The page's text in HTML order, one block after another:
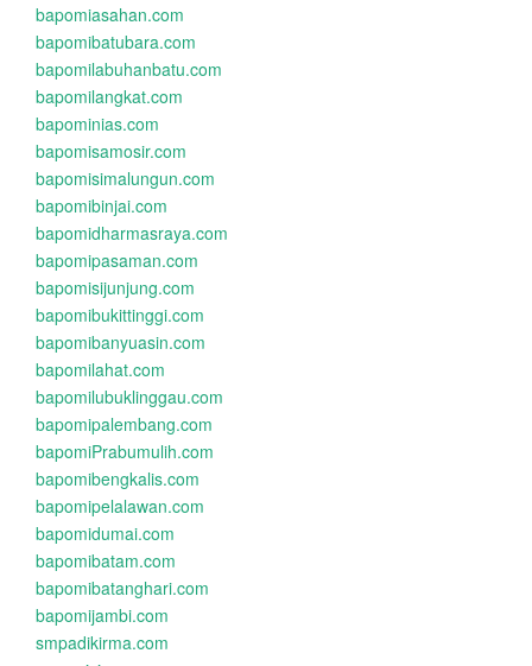
bapomiasahan.com
bapomibatubara.com
bapomilabuhanbatu.com
bapomilangkat.com
bapominias.com
bapomisamosir.com
bapomisimalungun.com
bapomibinjai.com
bapomidharmasraya.com
bapomipasaman.com
bapomisijunjung.com
bapomibukittinggi.com
bapomibanyuasin.com
bapomilahat.com
bapomilubuklinggau.com
bapomipalembang.com
bapomiPrabumulih.com
bapomibengkalis.com
bapomipelalawan.com
bapomidumai.com
bapomibatam.com
bapomibatanghari.com
bapomijambi.com
smpadikirma.com